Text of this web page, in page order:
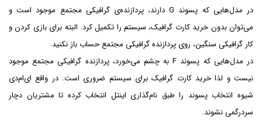
در مدل‌هایی که پسوند G دارند، پردازنده‌ی گرافیکی مجتمع موجود است و
می‌توان بدون خرید کارت گرافیک، سیستم را تکمیل کرد. البته برای بازی کردن و
کار گرافیکی سنگین، روی پردازنده گرافیکی مجتمع حساب باز نکنید.
در مدل‌هایی که پسوند F به چشم می‌خورد، پردازنده گرافیکی مجتمع موجود
نیست و لذا خرید کارت گرافیک برای سیستم ضروری است. در واقع ای‌ام‌دی
شیوه انتخاب پسوند را طبق نام‌گذاری اینتل انتخاب کرده تا مشتریان دچار
سردرگمی نشوند.